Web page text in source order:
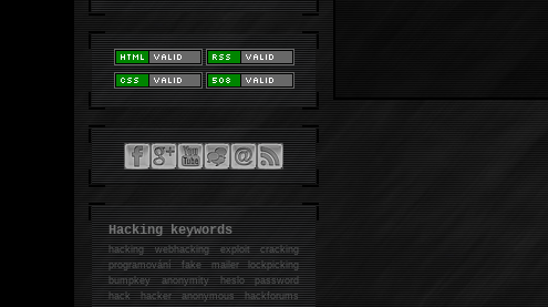
Hacking keywords
hackingwebhacking exploit cracking
programování fake mailer lockpicking
bumpkey anonymity heslo password
hackhacker anonymous hackforums